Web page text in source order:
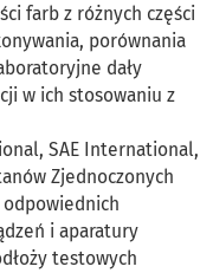
farb z różnych części
porównania
dały
w ich stosowaniu z
SAE International,
Zjednoczonych
odpowiednich
i aparatury
testowych